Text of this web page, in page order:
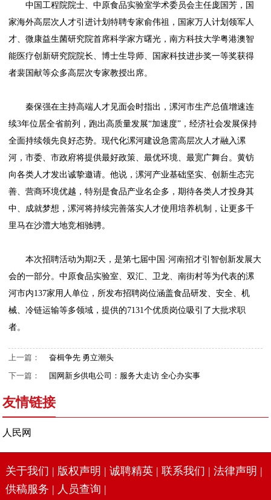
中国工程院院士、中原食品实验室学术委员会主任庞国芳，国
家海外高层次人才引进计划特聘专家俞伟祖，国家万人计划领军人
才、微康益生菌研究院首席科学家方曙光，南方科技大学粤港澳智
能医疗创新研究院院长、博士生导师、国家科技进步奖一等奖获得
者裴国献等众多高层次专家教授出席。
秦保强在主持高端人才见面会时指出，漯河市生产总值增速连
续3年位居全省前列，跑出高质量发展“加速度”，经济社会发展保持
全面持续领先良好态势。现代化漯河建设急需高层次人才融入漯
河，市委、市政府将提供最好政策、最优环境、最宽广舞台。黄钫
向各类人才发出诚挚邀请。他说，漯河产业基础坚实、创新生态完
善、营商环境优越，特别是食品产业名企多，期待各类人才投身其
中、成就梦想，漯河将持续完善落实人才使用培养机制，让更多千
里马在沙澧大地竞相驰骋。
本次招聘活动为期2天，是第七届中国·河南招才引智创新发展大
会的一部分。中原食品实验室、双汇、卫龙、南街村等为代表的漯
河市内137家用人单位，所发布招聘岗位涵盖食品研发、安全、机
械、冷链运输等多领域，提供的7131个优质岗位吸引了大批求职
者。
上一篇：
奋楫争先 勇立潮头
下一篇：
国网新乡供电公司：服务大走访 全心办实事
友情链接
人民网
关于我们 | 版权声明 | 诚聘精英 | 联系我们 | 法律声明 |
供稿服务 | 人员查询 |